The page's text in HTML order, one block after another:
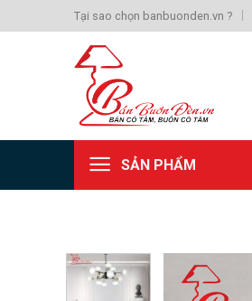
to
Tại sao chọn banbuonden.vn ?
SẢN PHẨM